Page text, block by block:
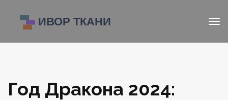
Год Дракона 2024: